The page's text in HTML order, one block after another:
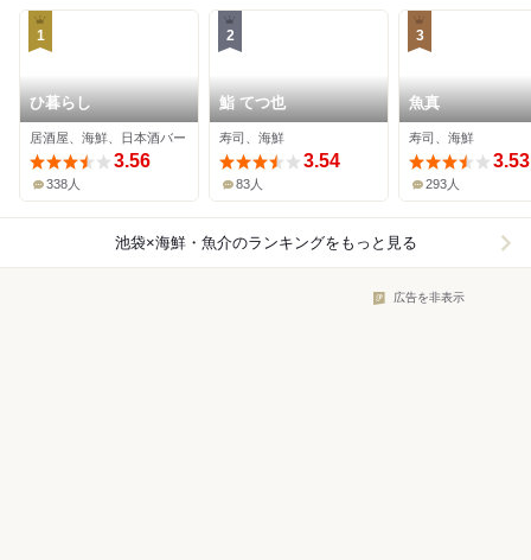
1
ひ暮らし
居酒屋、海鮮、日本酒バー
3.56
338人
2
鮨 てつ也
寿司、海鮮
3.54
83人
3
魚真
寿司、海鮮
3.53
293人
池袋×海鮮・魚介のランキングをもっと見る
広告を非表示